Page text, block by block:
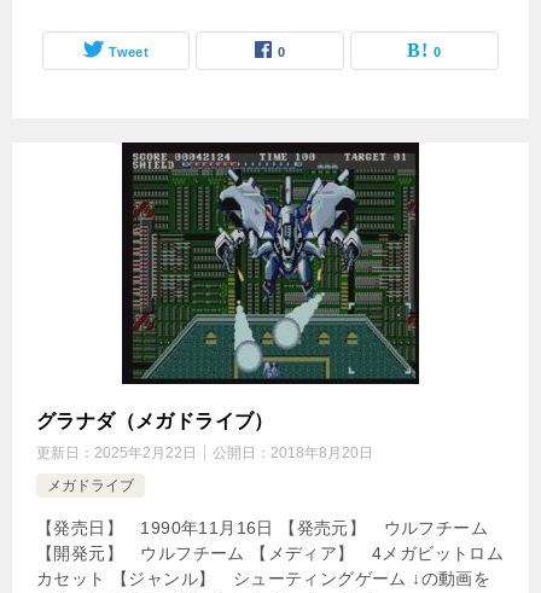
Tweet 0 0
グラナダ（メガドライブ）
更新日： 2025年2月22日 公開日： 2018年8月20日
メガドライブ
【発売日】 1990年11月16日 【発売元】 ウルフチーム
【開発元】 ウルフチーム 【メディア】 4メガビットロム
カセット 【ジャンル】 シューティングゲーム ↓の動画を